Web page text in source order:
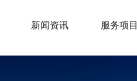
新闻资讯 服务项目